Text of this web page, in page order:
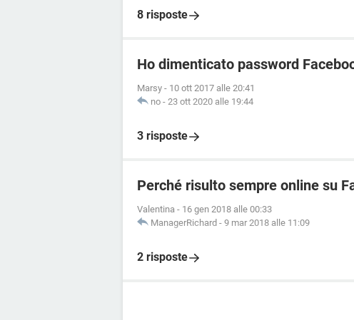
8 risposte
Ho dimenticato password
Marsy - 10 ott 2017 alle 20:41
no - 23 ott 2020 alle 19:44
3 risposte
Perché risulto sempre online su
Valentina - 16 gen 2018 alle 00:33
ManagerRichard - 9 mar 2018 alle 11:09
2 risposte